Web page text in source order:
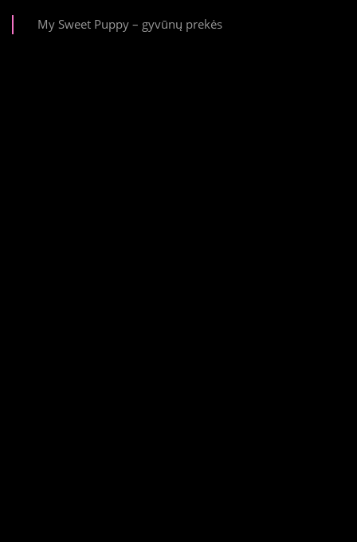
My Sweet Puppy – gyvūnų prekės